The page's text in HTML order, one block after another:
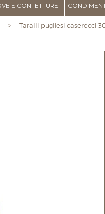
E CONFETTURE
> Taralli pugliesi caserecci